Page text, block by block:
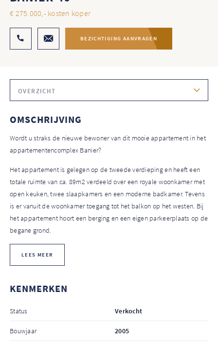
€ 275.000,- kosten koper
BEZICHTIGING AANVRAGEN
OVERZICHT
OMSCHRIJVING
Wordt u straks de nieuwe bewoner van dit mooie appartement in het
appartementencomplex Banier?
Het appartement is gelegen op de tweede verdieping en heeft een
totale ruimte van ca. 89m2 verdeeld over een royale woonkamer met
open keuken, twee slaapkamers en een moderne badkamer. Tevens
is er vanuit de woonkamer toegang tot het balkon op het westen. Bij
het appartement hoort een berging en een eigen parkeerplaats op de
begane grond.
LEES MEER
KENMERKEN
Status Verkocht
Bouwjaar 2005